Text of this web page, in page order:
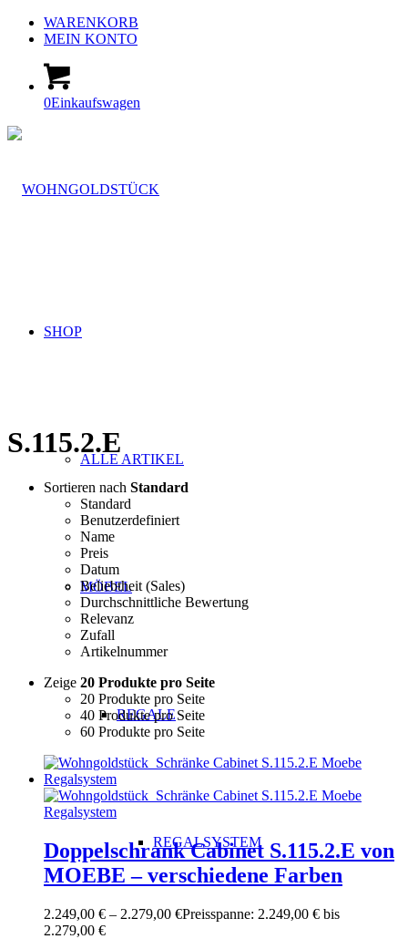
WARENKORB
MEIN KONTO
0Einkaufswagen
SHOP
ALLE ARTIKEL
MÖBEL
REGALE
REGALSYSTEM
S.115.2.E
Sortieren nach Standard
Standard
Benutzerdefiniert
Name
Preis
Datum
Beliebtheit (Sales)
Durchschnittliche Bewertung
Relevanz
Zufall
Artikelnummer
Zeige 20 Produkte pro Seite
20 Produkte pro Seite
40 Produkte pro Seite
60 Produkte pro Seite
Doppelschrank Cabinet S.115.2.E von
MOEBE – verschiedene Farben
2.249,00 € – 2.279,00 €Preisspanne: 2.249,00 € bis
2.279,00 €